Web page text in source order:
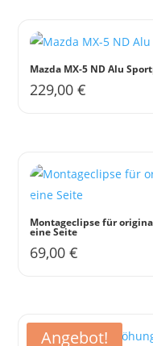
Mazda MX-5 ND Alu
229,00€
Montageclipse für
eine Seite
69,00€
Angebot!